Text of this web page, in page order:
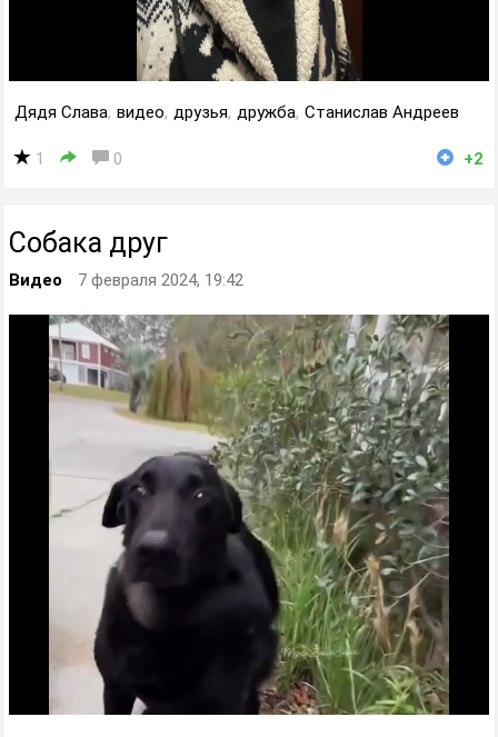
Дядя Слава, видео, друзья, дружба, Станислав Андреев
1 0 +2
Собака друг
Видео 7 февраля 2024, 19:42